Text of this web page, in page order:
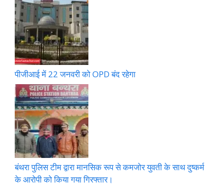
पीजीआई में 22 जनवरी को OPD बंद रहेगा
बंथरा पुलिस टीम द्वारा मानसिक रूप से कमजोर युवती के साथ दुष्कर्म
के आरोपी को किया गया गिरफ्तार।